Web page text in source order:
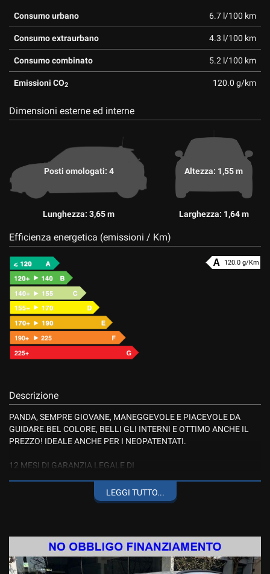
Consumo urbano 6.7 l/100 km
Consumo extraurbano 4.3 l/100 km
Consumo combinato 5.2 l/100 km
Emissioni CO2 120.0 g/km
Dimensioni esterne ed interne
Posti omologati: 4
Lunghezza: 3,65 m
Altezza: 1,55 m
Larghezza: 1,64 m
Efficienza energetica (emissioni / Km)
120.0 g/Km
Descrizione
PANDA, SEMPRE GIOVANE, MANEGGEVOLE E PIACEVOLE DA
GUIDARE.BEL COLORE, BELLI GLI INTERNI E OTTIMO ANCHE IL
PREZZO! IDEALE ANCHE PER I NEOPATENTATI.
12 MESI DI GARANZIA LEGALE DI
POSSIBILITA' DI ACQUISTO RATEALE ANCHE SULL'INTERO
ACCETTIAMO LE VOSTRE PERMUTE, LE VALUTAZIONI VERRANNO
EFFETTUATE DOPO VISIONE DELLA VETTURA O DOPO FOTO
LEGGI TUTTO...